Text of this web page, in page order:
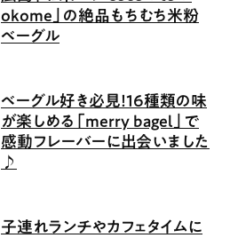
okome」の絶品もちむち米粉
ベーグル
ベーグル好き必見！16種類の味
が楽しめる「merry bagel」で
感動フレーバーに出会いました
♪
子連れランチやカフェタイムに